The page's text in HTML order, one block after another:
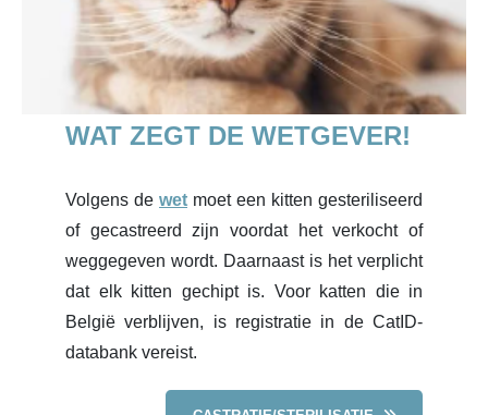
WAT ZEGT DE WETGEVER!
Volgens de wet moet een kitten gesteriliseerd
of gecastreerd zijn voordat het verkocht of
weggegeven wordt. Daarnaast is het verplicht
dat elk kitten gechipt is. Voor katten die in
België verblijven, is registratie in de CatID-
databank vereist.